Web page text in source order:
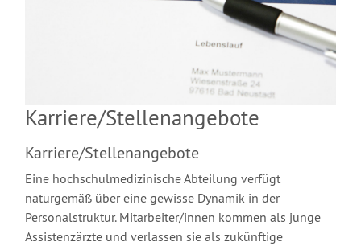
Karriere/Stellenangebote
Karriere/Stellenangebote
Eine hochschulmedizinische Abteilung verfügt
naturgemäß über eine gewisse Dynamik in der
Personalstruktur. Mitarbeiter/innen kommen als junge
Assistenzärzte und verlassen sie als zukünftige